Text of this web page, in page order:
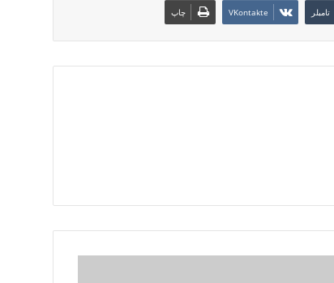
‫تامبلر ‫VKontakte چاپ